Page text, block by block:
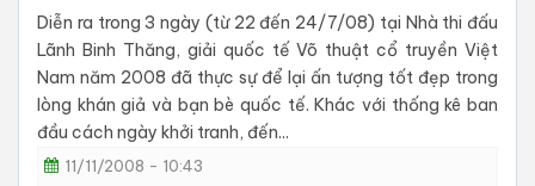
Diễn ra trong 3 ngày (từ 22 đến 24/7/08) tại Nhà thi đấu
Lãnh Binh Thăng, giải quốc tế Võ thuật cổ truyền Việt
Nam năm 2008 đã thực sự để lại ấn tượng tốt đẹp trong
lòng khán giả và bạn bè quốc tế. Khác với thống kê ban
đầu cách ngày khởi tranh, đến...
11/11/2008 - 10:43